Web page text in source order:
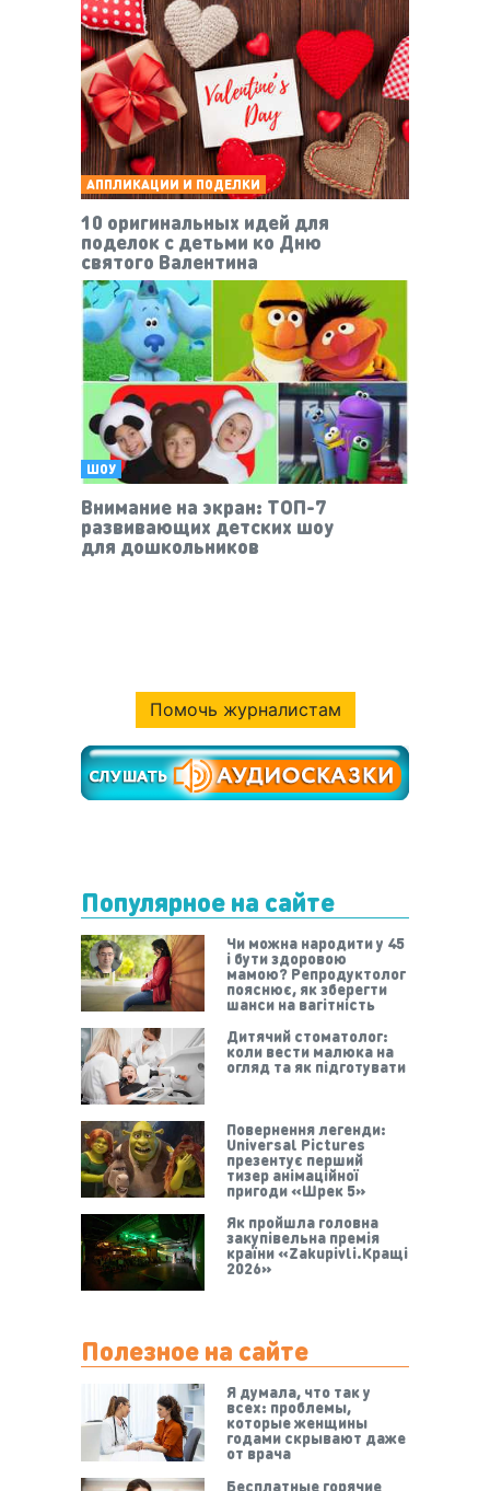
АППЛИКАЦИИ И ПОДЕЛКИ
10 оригинальных идей для
поделок с детьми ко Дню
святого Валентина
ШОУ
Внимание на экран: ТОП-7
развивающих детских шоу
для дошкольников
Помочь журналистам
Популярное на сайте
Чи можна народити у 45
і бути здоровою
мамою? Репродуктолог
пояснює, як зберегти
шанси на вагітність
Дитячий стоматолог:
коли вести малюка на
огляд та як підготувати
Повернення легенди:
Universal Pictures
презентує перший
тизер анімаційної
пригоди «Шрек 5»
Як пройшла головна
закупівельна премія
країни «Zakupivli.Кращі
2026»
Полезное на сайте
Я думала, что так у
всех: проблемы,
которые женщины
годами скрывают даже
от врача
Бесплатные горячие